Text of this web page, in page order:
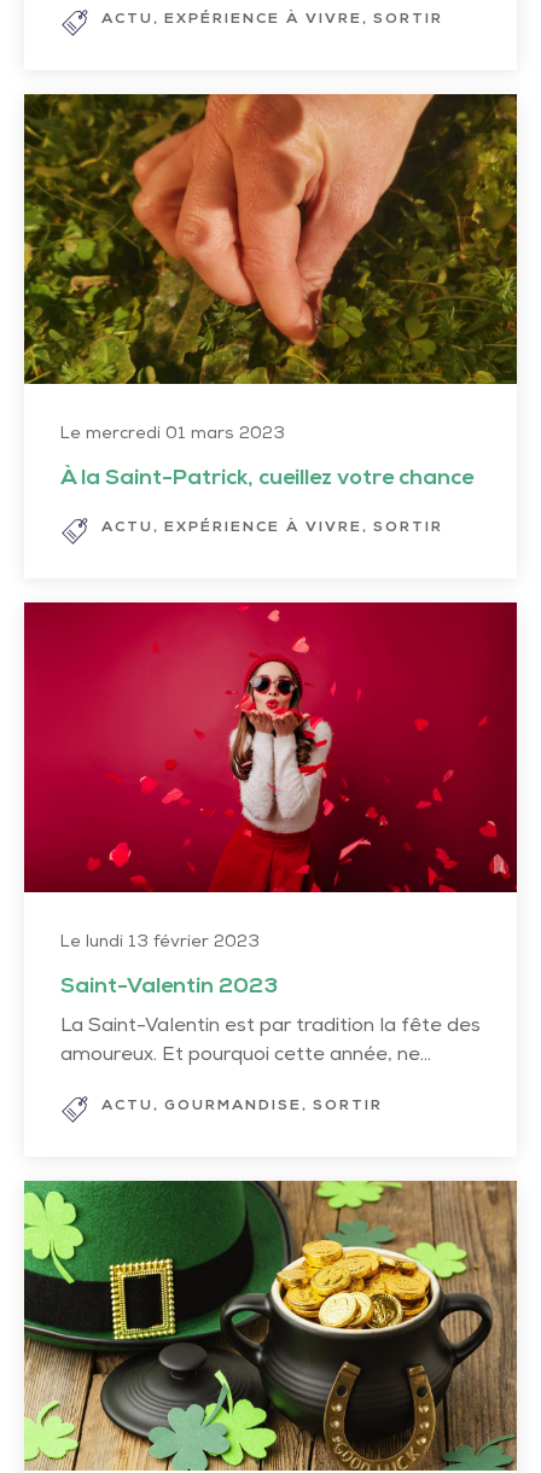
ACTU EXPÉRIENCE À VIVRE SORTIR
À
la
Saint-
Patrick,
cueillez
votre
chance
Le mercredi 01 mars 2023
À la Saint-Patrick, cueillez votre chance
ACTU EXPÉRIENCE À VIVRE SORTIR
Le lundi 13 février 2023
Saint-Valentin 2023
La Saint-Valentin est par tradition la fête des
amoureux. Et pourquoi cette année, ne...
ACTU GOURMANDISE SORTIR
Fêtons
la
St.